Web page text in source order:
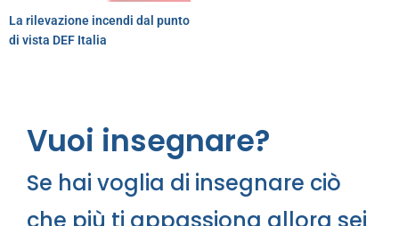
La rilevazione incendi dal punto
di vista DEF Italia
Vuoi insegnare?
Se hai voglia di insegnare ciò
che più ti appassiona allora sei